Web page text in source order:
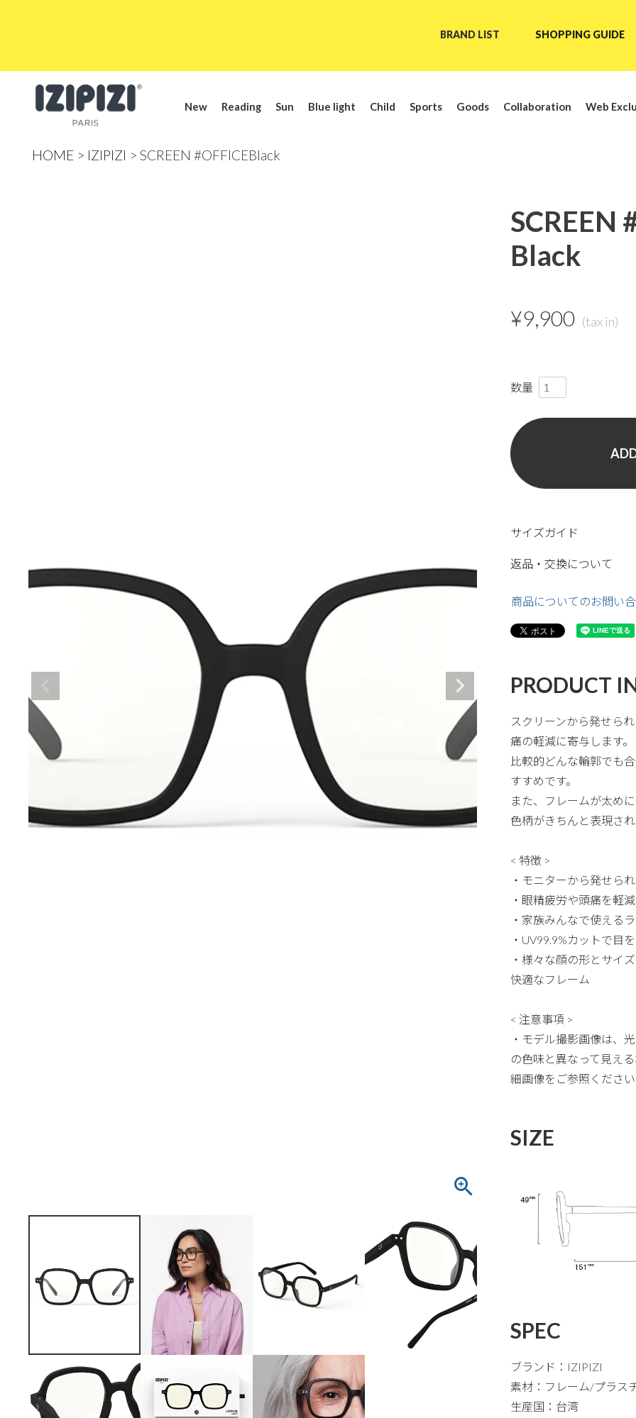
BRAND LIST SHOPPING GUIDE
New Reading Sun Blue light Child Sports Goods Collaboration Web
HOME IZIPIZI SCREEN #OFFICEBlack
SCREEN
Black
¥9,900
サイズガイド
返品・交換について
商品についてのお問い
PRODUCT
スクリーンから発せら
痛の軽減に寄与します。
比較的どんな輪郭でも
すすめです。
また、フレームが太め
色柄がきちんと表現さ
< 特徴 >
・モニターから発せら
・眼精疲労や頭痛を軽減
・家族みんなで使える
・UV99.9%カットで目
・様々な顔の形とサイ
快適なフレーム
< 注意事項 >
・モデル撮影画像は、
の色味と異なって見え
細画像をご参照ください
SIZE
SPEC
ブランド：IZIPIZI
素材：フレーム/プラス
生産国：台湾